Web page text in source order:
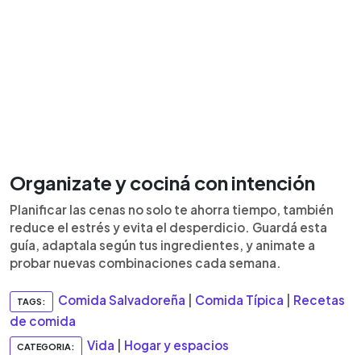
Organizate y cociná con intención
Planificar las cenas no solo te ahorra tiempo, también
reduce el estrés y evita el desperdicio. Guardá esta
guía, adaptala según tus ingredientes, y animate a
probar nuevas combinaciones cada semana.
TAGS: Comida Salvadoreña Comida Típica
Recetas
de comida
CATEGORIA: Vida Hogar y espacios